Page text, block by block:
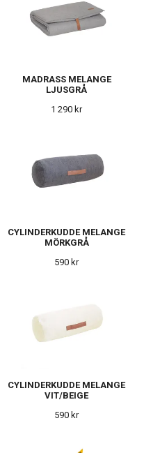
MADRASS MELANGE
LJUSGRÅ
1 290 kr
CYLINDERKUDDE MELANGE
MÖRKGRÅ
590 kr
CYLINDERKUDDE MELANGE
VIT/BEIGE
590 kr